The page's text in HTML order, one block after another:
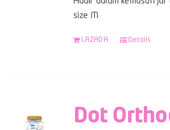
size M
LAZADA Details
Dot